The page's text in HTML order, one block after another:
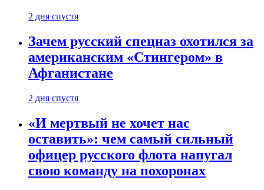
2 дня спустя
Зачем русский спецназ охотился за
американским «Стингером» в
Афганистане
2 дня спустя
«И мертвый не хочет нас
оставить»: чем самый сильный
офицер русского флота напугал
свою команду на похоронах